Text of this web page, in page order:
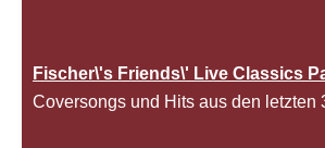
Fischer\'s Friends\' Live Classics
Coversongs und Hits aus den letzten